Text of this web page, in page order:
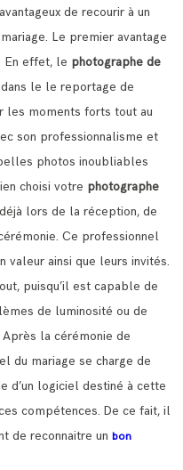
de recourir à un
Le premier avantage
En effet, le photographe de
le le reportage de
les moments forts tout au
son professionnalisme et
photos inoubliables
choisi votre photographe
lors de la réception, de
Ce professionnel
valeur ainsi que leurs invités.
puisqu’il est capable de
de luminosité ou de
Après la cérémonie de
du mariage se charge de
d’un logiciel destiné à cette
compétences. De ce fait, il
de reconnaitre un bon